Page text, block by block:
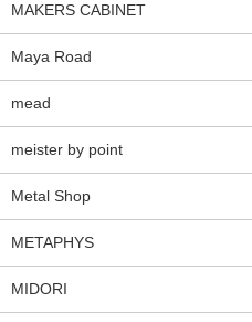
MAKERS CABINET
Maya Road
mead
meister by point
Metal Shop
METAPHYS
MIDORI